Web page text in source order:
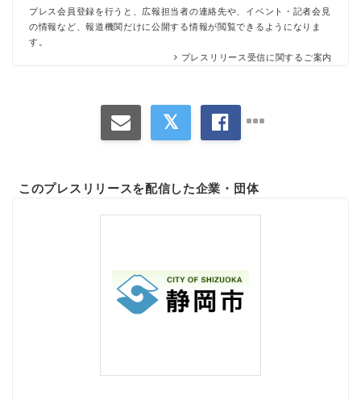
プレス会員登録を行うと、広報担当者の連絡先や、イベント・記者会見
の情報など、報道機関だけに公開する情報が閲覧できるようになりま
す。
プレスリリース受信に関するご案内
このプレスリリースを配信した企業・団体